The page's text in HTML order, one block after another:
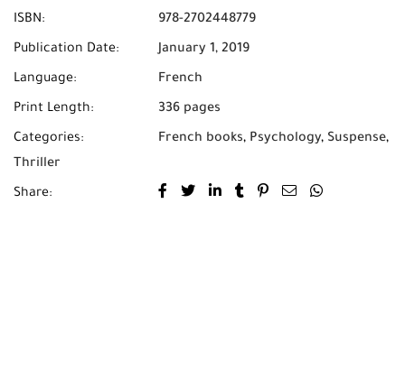
ISBN: 978-2702448779
Publication Date: January 1, 2019
Language: French
Print Length: 336 pages
Categories: French books, Psychology, Suspense,
Thriller
Share: